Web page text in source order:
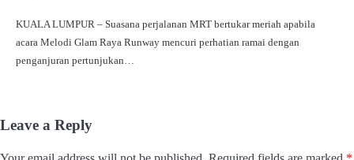
KUALA LUMPUR – Suasana perjalanan MRT bertukar meriah apabila
acara Melodi Glam Raya Runway mencuri perhatian ramai dengan
penganjuran pertunjukan…
Leave a Reply